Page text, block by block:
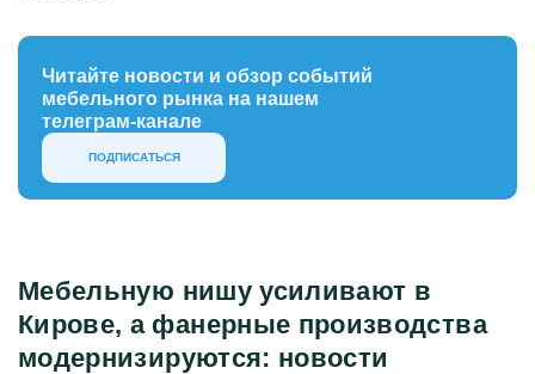
Читайте новости и обзор событий
мебельного рынка на нашем
телеграм-канале
ПОДПИСАТЬСЯ
Мебельную нишу усиливают в
Кирове, а фанерные производства
модернизируются: новости